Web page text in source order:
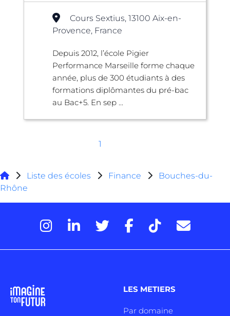
Cours Sextius, 13100 Aix-en-
Provence, France
Depuis 2012, l’école Pigier
Performance Marseille forme chaque
année, plus de 300 étudiants à des
formations diplômantes du pré-bac
au Bac+5. En sep ...
1
Liste des écoles Finance
Bouches-du-
Rhône
LES METIERS
Par domaine